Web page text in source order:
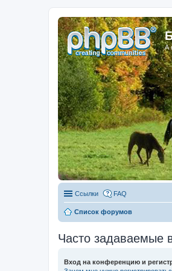
А
Ссылки FAQ
Список форумов
Часто задаваемые
Вход на конференцию и